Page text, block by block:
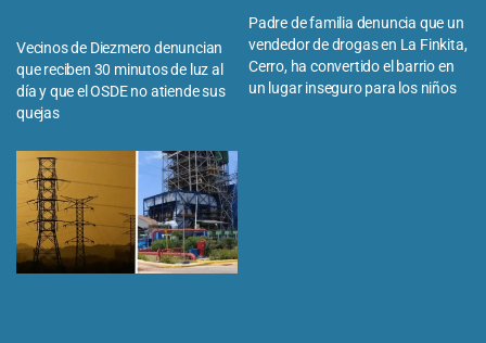
Vecinos de Diezmero denuncian
que reciben 30 minutos de luz al
día y que el OSDE no atiende sus
quejas
Padre de familia denuncia que un
vendedor de drogas en La Finkita,
Cerro, ha convertido el barrio en
un lugar inseguro para los niños